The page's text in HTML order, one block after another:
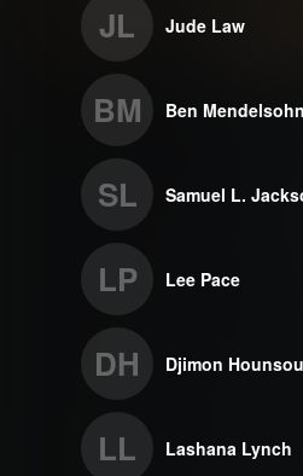
JL Jude Law
BM Ben Mendelsohn
SL Samuel L.
LP Lee Pace
DH Djimon Hounsou
LL Lashana Lynch